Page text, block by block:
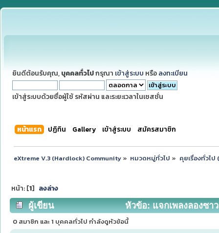
ยินดีต้อนรับคุณ, บุคคลทั่วไปกรุณา เข้าสู่ระบบ หรือ ลงทะเบียน
เข้าสู่ระบบด้วยชื่อผู้ใช้ รหัสผ่าน และระยะเวลาในเซสชั่น
หน้าแรก ปฏิทิน Gallery เข้าสู่ระบบ สมัครสมาชิก
eXtreme V.3 (Hardlock) Community» หมวดหมู่ทั่วไป » คุยเรื่องทั่วไป
หน้า: [1] ลงล่าง
ผู้เขียน หัวข้อ: แจกเพลงลองซา
0 สมาชิก และ 1 บุคคลทั่วไป กำลังดูหัวข้อนี้